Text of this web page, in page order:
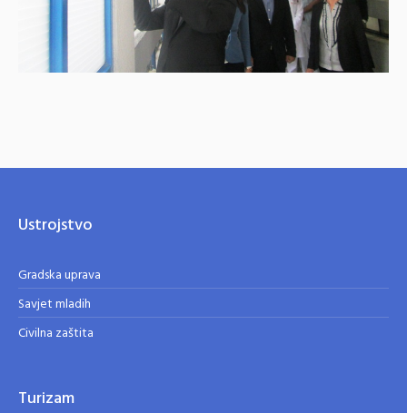
Ustrojstvo
Gradska uprava
Savjet mladih
Civilna zaštita
Turizam